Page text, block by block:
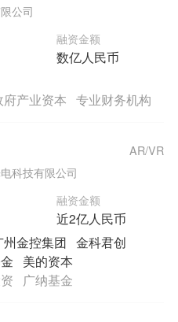
公司
融资金额
数亿人民币
产业资本 专业财务机构
科技有限公司
融资金额
近2亿人民币
AR/VR
州金控集团 金科君创
美的资本
广纳基金